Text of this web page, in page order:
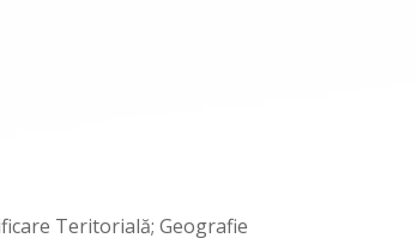
Teritorială; Geografie